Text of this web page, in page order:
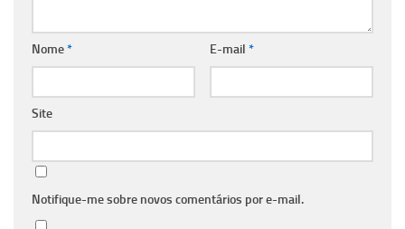
Nome* E-mail *
Site
Notifique-me sobre novos comentários por e-mail.